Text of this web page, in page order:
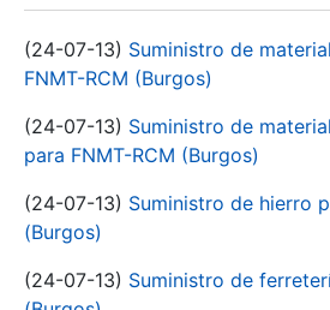
(24-07-13) Suministro de
FNMT-RCM (Burgos)
(24-07-13) Suministro de
para FNMT-RCM (Burgos)
(24-07-13) Suministro de hierro
(Burgos)
(24-07-13) Suministro de